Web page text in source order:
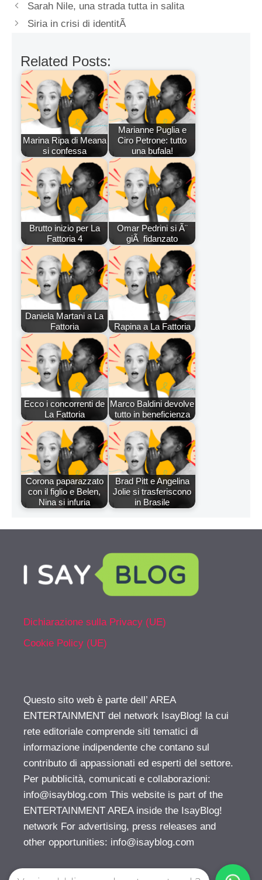
Sarah Nile, una strada tutta in salita
Siria in crisi di identitÃ
Related Posts:
Marina Ripa di Meana
si confessa
Marianne Puglia e
Ciro Petrone: tutto
una bufala!
Brutto inizio per La
Fattoria 4
Omar Pedrini si Ã¨
giÃ fidanzato
Daniela Martani a La
Fattoria
Rapina a La Fattoria
Ecco i concorrenti de
La Fattoria
Marco Baldini devolve
tutto in beneficienza
Corona paparazzato
con il figlio e Belen,
Nina si infuria
Brad Pitt e Angelina
Jolie si trasferiscono
in Brasile
Dichiarazione sulla Privacy (UE)
Cookie Policy (UE)
Questo sito web è parte dell’ AREA
ENTERTAINMENT del network IsayBlog! la cui
rete editoriale comprende siti tematici di
informazione indipendente che contano sul
contributo di appassionati ed esperti del settore.
Per pubblicità, comunicati e collaborazioni:
info@isayblog.com This website is part of the
ENTERTAINMENT AREA inside the IsayBlog!
network For advertising, press releases and
other opportunities: info@isayblog.com